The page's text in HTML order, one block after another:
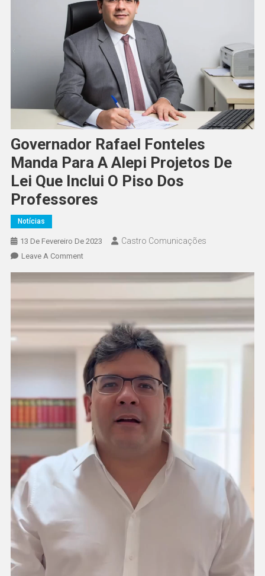
Governador Rafael Fonteles
Manda Para A Alepi Projetos De
Lei Que Inclui O Piso Dos
Professores
Notícias
13 De Fevereiro De 2023 Castro Comunicações
Leave A Comment